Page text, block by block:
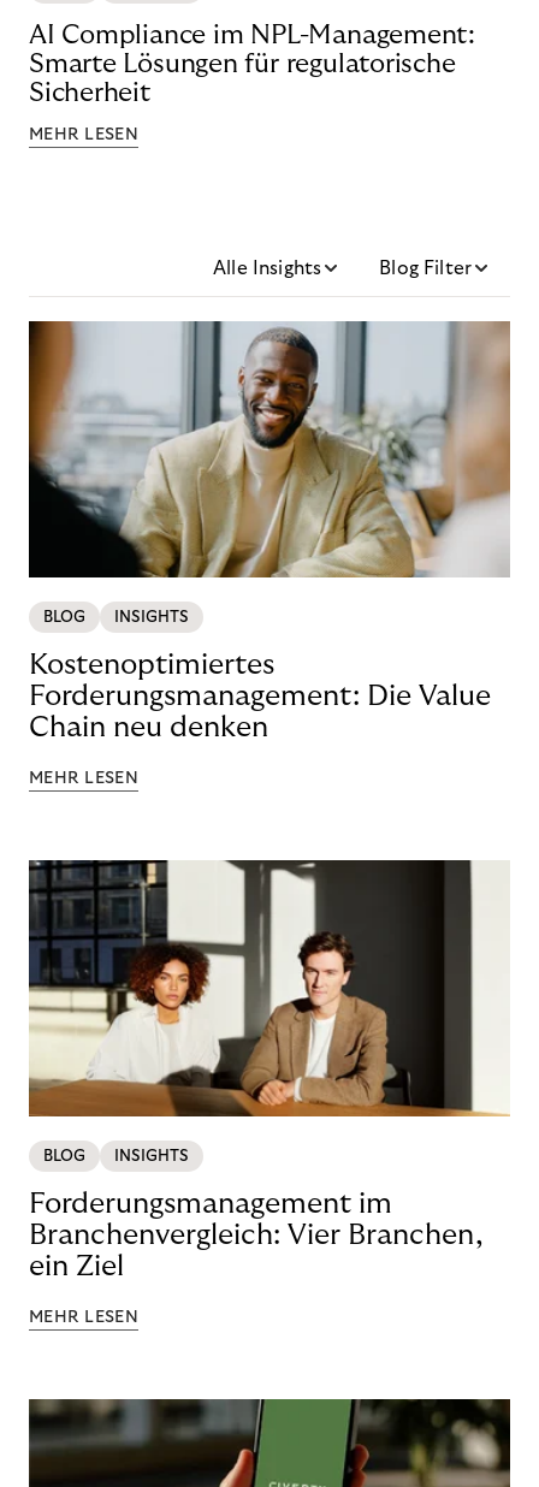
AI Compliance im NPL-Management:
Smarte Lösungen für regulatorische
Sicherheit
MEHR LESEN
Alle Insights Blog Filter
BLOG INSIGHTS
Kostenoptimiertes
Forderungsmanagement: Die Value
Chain neu denken
MEHR LESEN
BLOG INSIGHTS
Forderungsmanagement im
Branchenvergleich: Vier Branchen,
ein Ziel
MEHR LESEN